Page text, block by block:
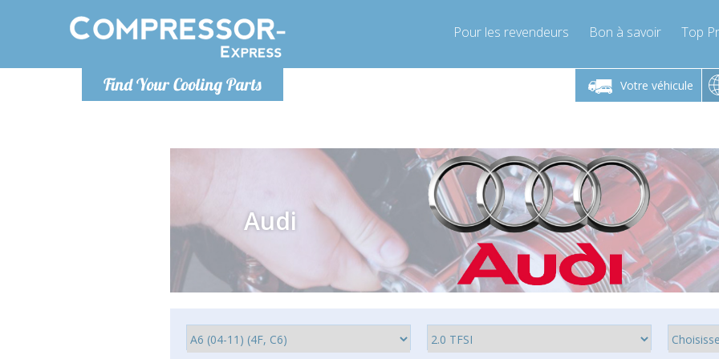
Find Your Cooling Parts
Pour les revendeurs Bon à savoir Top
Votre véhicule
Lundi-Vendredi 9h-17h Lundi-Vendredi 9h-17h
info@compressor-express.fr
Lundi-
Audi